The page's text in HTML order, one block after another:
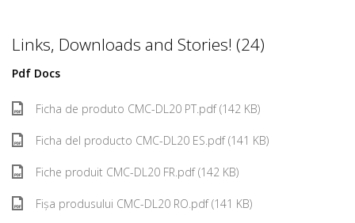
Links, Downloads and Stories! (24)
Pdf Docs
Ficha de produto CMC-DL20 PT.pdf (142 KB)
Ficha del producto CMC-DL20 ES.pdf (141 KB)
Fiche produit CMC-DL20 FR.pdf (142 KB)
Fișa produsului CMC-DL20 RO.pdf (141 KB)